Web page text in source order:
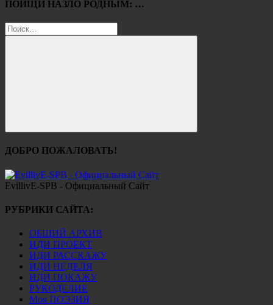
ПОИЩИ НАЗЛО РОДНЫМ: …
Найти:
Поиск
ДОБРО ПОЖАЛОВАТЬ!
EvillivE-SPB - Официальный Сайт
РУБРИКИ САЙТА:
ОБЩИЙ АРХИВ
ИДИ ПРОЕКТ
ИДИ РАССКАЖУ
ИДИ НЕДЕЛЯ
ИДИ ПОКАЖУ
РУКОДЕЛИЕ
Моя ПОЭЗИЯ